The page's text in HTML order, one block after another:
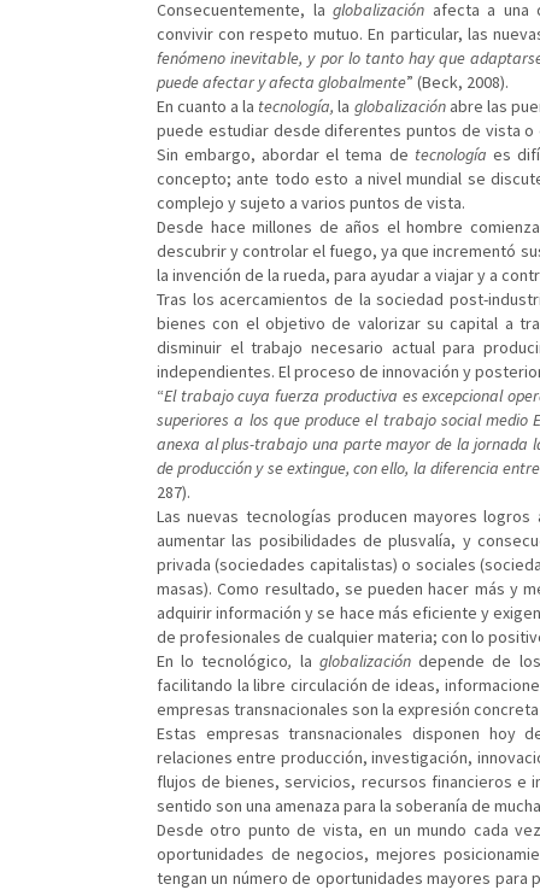
Consecuentemente, laglobalización afecta a una
convivir con respeto mutuo. En particular, las
fenómeno inevitable, y por lo tanto hay que
puede afectar y afecta globalmente” (Beck, 2008).
En cuanto a la tecnología, la globalizaciónabre las
puede estudiar desde diferentes puntos de vista o
Sin embargo, abordar el tema de tecnología es
concepto; ante todo esto a nivel mundial se
complejo y sujeto a varios puntos de vista.
Desde hace millones de años el hombre
descubrir y controlar el fuego, ya que incrementó
la invención de la rueda, para ayudar a viajar y a
Tras los acercamientos de la sociedad post-
bienes con el objetivo de valorizar su capital a
disminuir el trabajo necesario actual para
independientes. El proceso de innovación y
“El trabajo cuya fuerza productiva es excepcional
superiores a los que produce el trabajo social medio
anexa al plus-trabajo una parte mayor de la jornada
de producción y se extingue, con ello, la diferencia
287).
Las nuevas tecnologías producen mayores
aumentar las posibilidades de plusvalía, y
privada (sociedades capitalistas) o sociales
masas). Como resultado, se pueden hacer más y
adquirir información y se hace más eficiente y
de profesionales de cualquier materia; con lo
En lo tecnológico, la globalizacióndepende de los
facilitando la libre circulación de ideas,
empresas transnacionales son la expresión
Estas empresas transnacionales disponen
relaciones entre producción, investigación,
flujos de bienes, servicios, recursos financieros e
sentido son una amenaza para la soberanía de
Desde otro punto de vista, en un mundo cada
oportunidades de negocios, mejores
tengan un número de oportunidades mayores